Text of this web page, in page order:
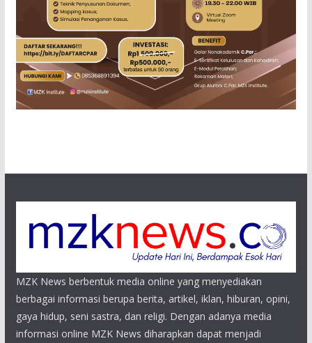
MZK News berbentuk media online yang menyediakan
berbagai informasi berupa berita, artikel, iklan, hiburan, opini,
gaya hidup, seni sastra, dan religi. Dengan adanya media
informasi online MZK News diharapkan dapat menjadi